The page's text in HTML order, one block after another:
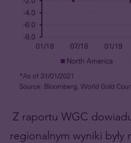
Z raportu WGC
regionalnym wyniki